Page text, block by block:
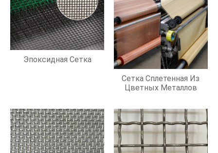
Эпоксидная Сетка
Сетка Сплетенная Из
Цветных Металлов